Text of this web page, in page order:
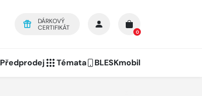
DÁRKOVÝ
CERTIFIKÁT
0
Předprodej Témata BLESKmobil